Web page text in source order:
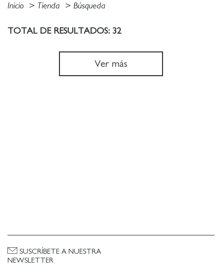
Inicio Tienda Búsqueda
TOTAL DE RESULTADOS: 32
Ver más
SUSCRÍBETE A NUESTRA
NEWSLETTER